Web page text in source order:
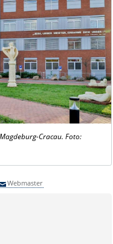
Cracau. Foto:
Webmaster